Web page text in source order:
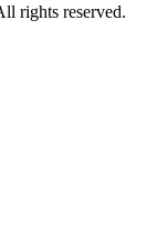
rights reserved.